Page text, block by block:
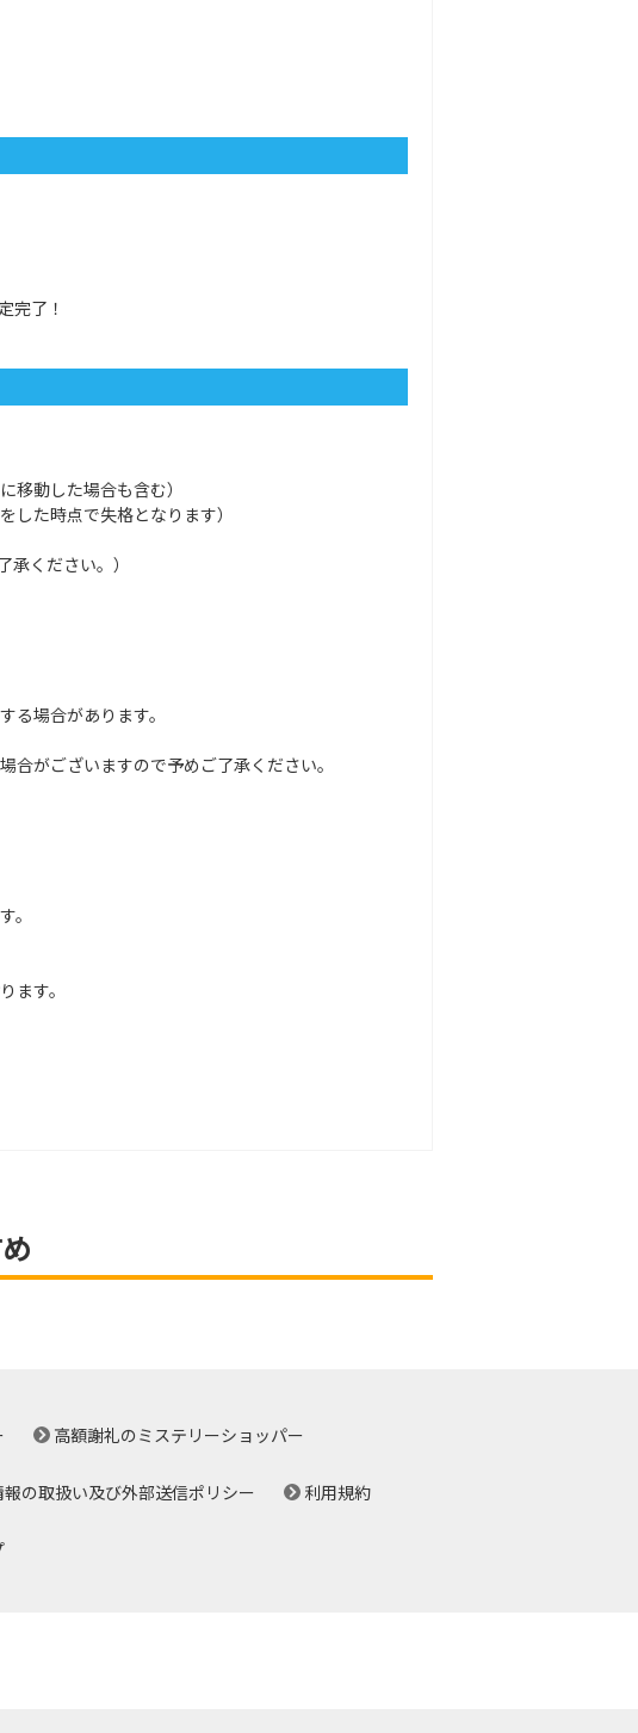
完了！
移動した場合も含む）
た時点で失格となります）
ください。）
る場合があります。
がございますので予めご了承ください。
。
ます。
高額謝礼のミステリーショッパー
の取扱い及び外部送信ポリシー 利用規約